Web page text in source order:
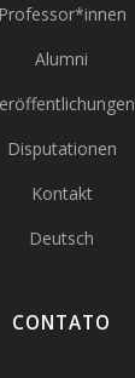
Professor*innen
Alumni
Disputationen
Kontakt
Deutsch
CONTATO